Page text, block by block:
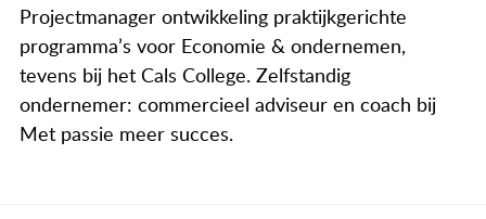
Projectmanager ontwikkeling praktijkgerichte
programma’s voor Economie & ondernemen,
tevens bij het Cals College. Zelfstandig
ondernemer: commercieel adviseur en coach bij
Met passie meer succes.